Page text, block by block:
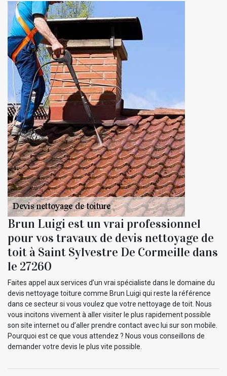
Brun Luigi est un vrai professionnel
pour vos travaux de devis nettoyage de
toit à Saint Sylvestre De Cormeille dans
le 27260
Faites appel aux services d’un vrai spécialiste dans le domaine du
devis nettoyage toiture comme Brun Luigi qui reste la référence
dans ce secteur si vous voulez que votre nettoyage de toit. Nous
vous incitons vivement à aller visiter le plus rapidement possible
son site internet ou d’aller prendre contact avec lui sur son mobile.
Pourquoi est ce que vous attendez ? Nous vous conseillons de
demander votre devis le plus vite possible.